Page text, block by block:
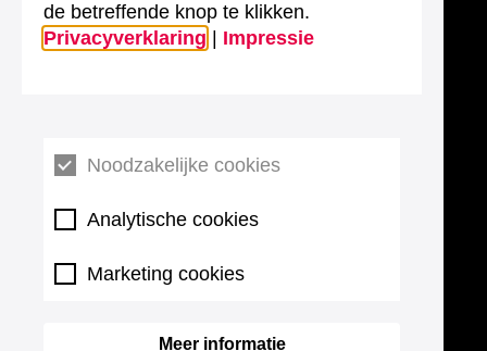
de betreffende knop te klikken.
Privacyverklaring
Impressie
Noodzakelijke cookies
Analytische cookies
Marketing cookies
Meer informatie